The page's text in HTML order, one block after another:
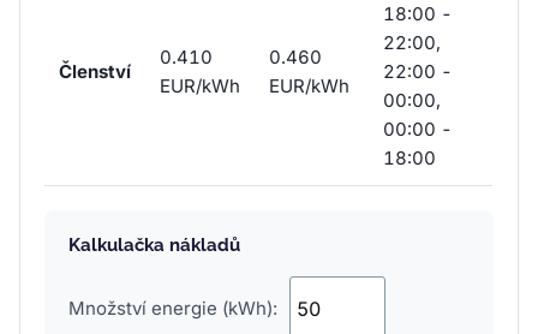
Členství
0.410
EUR/kWh
0.460
EUR/kWh
18:00 -
22:00,
22:00 -
00:00,
00:00 -
18:00
Kalkulačka nákladů
Množství energie (kWh):